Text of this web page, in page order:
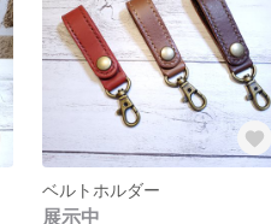
ベルトホルダー
展示中